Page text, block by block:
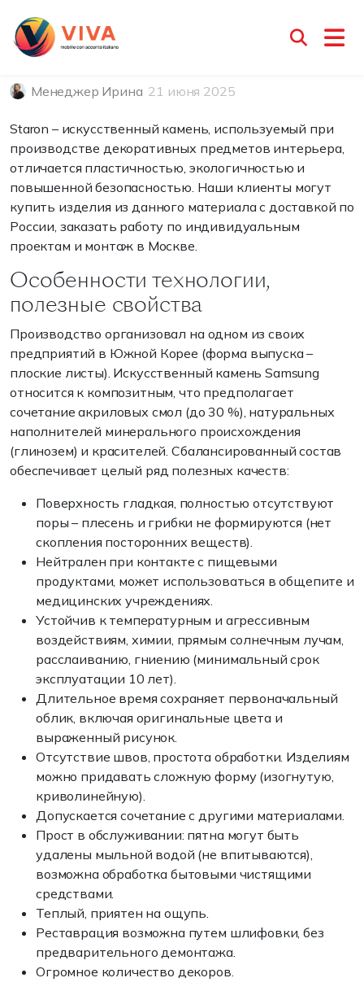
Искусственный камень
Samsung
Менеджер Ирина 21 июня 2025
Staron – искусственный камень, используемый при
производстве декоративных предметов интерьера,
отличается пластичностью, экологичностью и
повышенной безопасностью. Наши клиенты могут
купить изделия из данного материала с доставкой по
России, заказать работу по индивидуальным
проектам и монтаж в Москве.
Особенности технологии,
полезные свойства
Производство организовал на одном из своих
предприятий в Южной Корее (форма выпуска –
плоские листы). Искусственный камень Samsung
относится к композитным, что предполагает
сочетание акриловых смол (до 30 %), натуральных
наполнителей минерального происхождения
(глинозем) и красителей. Сбалансированный состав
обеспечивает целый ряд полезных качеств:
Поверхность гладкая, полностью отсутствуют
поры – плесень и грибки не формируются (нет
скопления посторонних веществ).
Нейтрален при контакте с пищевыми
продуктами, может использоваться в общепите и
медицинских учреждениях.
Устойчив к температурным и агрессивным
воздействиям, химии, прямым солнечным лучам,
расслаиванию, гниению (минимальный срок
эксплуатации 10 лет).
Длительное время сохраняет первоначальный
облик, включая оригинальные цвета и
выраженный рисунок.
Отсутствие швов, простота обработки. Изделиям
можно придавать сложную форму (изогнутую,
криволинейную).
Допускается сочетание с другими материалами.
Прост в обслуживании: пятна могут быть
удалены мыльной водой (не впитываются),
возможна обработка бытовыми чистящими
средствами.
Теплый, приятен на ощупь.
Реставрация возможна путем шлифовки, без
предварительного демонтажа.
Огромное количество декоров.